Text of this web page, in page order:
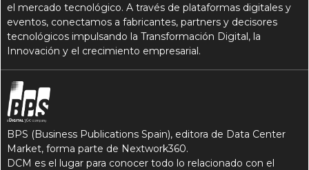
el mercado tecnológico. A través de plataformas digitales y
eventos, conectamos a fabricantes, partners y decisores
tecnológicos impulsando la Transformación Digital, la
Innovación y el crecimiento empresarial.
BPS (Business Publications Spain), editora de Data Center
Market, forma parte de Nextwork360.
DCM es el lugar para conocer todo lo relacionado con el